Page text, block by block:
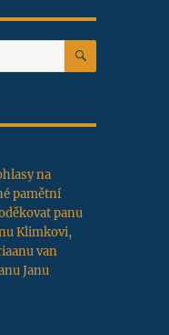
HLEDÁNÍ
na
pamětní
panu
Klimkovi,
van
Janu